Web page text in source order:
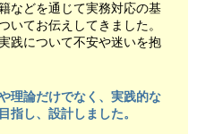
などを通じて実務対応の基
いてお伝えしてきました。
践について不安や迷いを抱
理論だけでなく、実践的な
指し、設計しました。